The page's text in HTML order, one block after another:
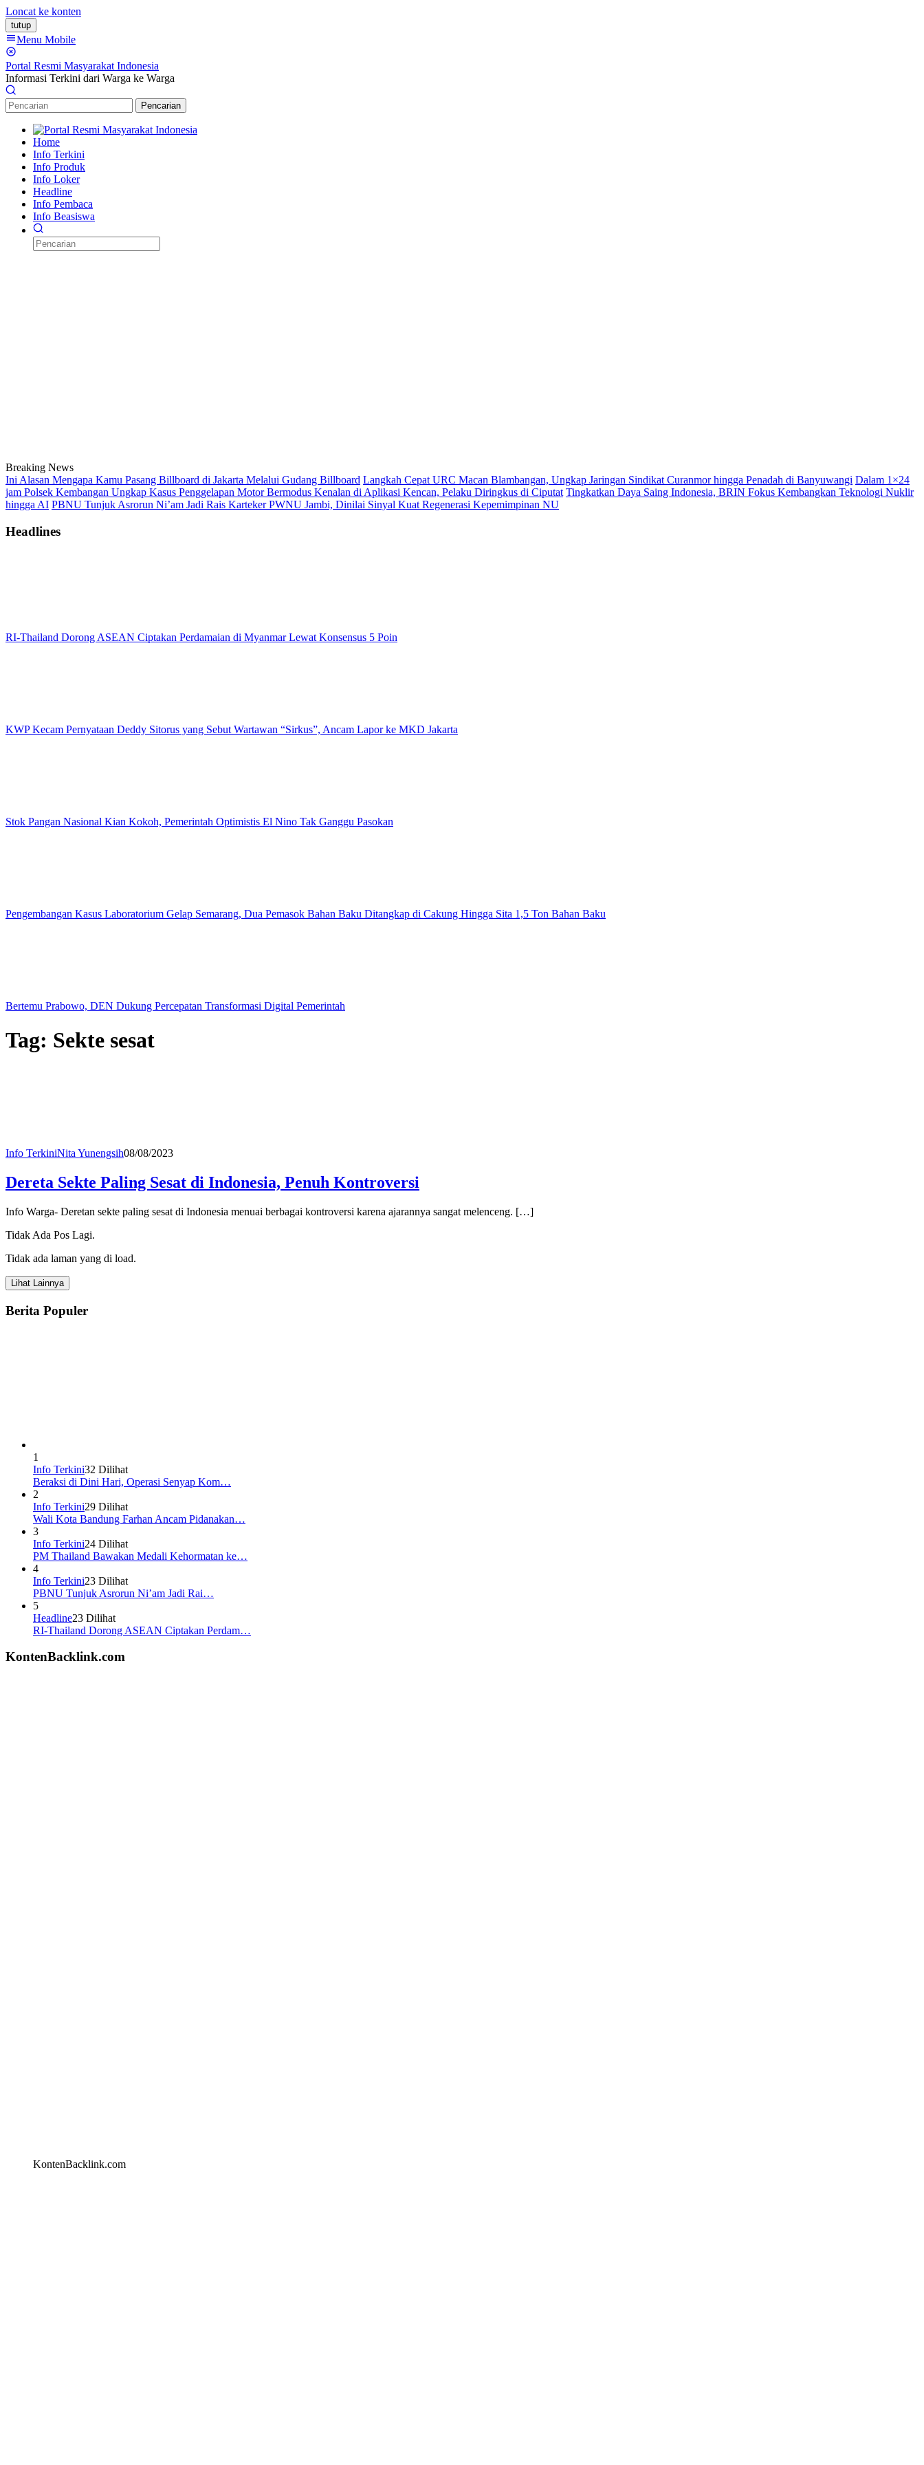
Loncat ke konten
tutup
Menu Mobile
Portal Resmi Masyarakat Indonesia
Informasi Terkini dari Warga ke Warga
Pencarian
Home
Info Terkini
Info Produk
Info Loker
Headline
Info Pembaca
Info Beasiswa
Breaking News
Ini Alasan Mengapa Kamu Pasang Billboard di Jakarta Melalui Gudang Billboard Langkah Cepat URC Macan Blambangan, Ungkap Jaringan Sindikat Curanmor hingga Penadah di Banyuwangi Dalam 1×24
jam Polsek Kembangan Ungkap Kasus Penggelapan Motor Bermodus Kenalan di Aplikasi Kencan, Pelaku Diringkus di Ciputat Tingkatkan Daya Saing Indonesia, BRIN Fokus Kembangkan Teknologi Nuklir
hingga AI PBNU Tunjuk Asrorun Ni’am Jadi Rais Karteker PWNU Jambi, Dinilai Sinyal Kuat Regenerasi Kepemimpinan NU
Headlines
RI-Thailand Dorong ASEAN Ciptakan Perdamaian di Myanmar Lewat Konsensus 5 Poin
KWP Kecam Pernyataan Deddy Sitorus yang Sebut Wartawan “Sirkus”, Ancam Lapor ke MKD Jakarta
Stok Pangan Nasional Kian Kokoh, Pemerintah Optimistis El Nino Tak Ganggu Pasokan
Pengembangan Kasus Laboratorium Gelap Semarang, Dua Pemasok Bahan Baku Ditangkap di Cakung Hingga Sita 1,5 Ton Bahan Baku
Bertemu Prabowo, DEN Dukung Percepatan Transformasi Digital Pemerintah
Tag: Sekte sesat
Info TerkiniNita Yunengsih08/08/2023
Dereta Sekte Paling Sesat di Indonesia, Penuh Kontroversi
Info Warga- Deretan sekte paling sesat di Indonesia menuai berbagai kontroversi karena ajarannya sangat melenceng. […]
Tidak Ada Pos Lagi.
Tidak ada laman yang di load.
Lihat Lainnya
Berita Populer
1
Info Terkini32 Dilihat
Beraksi di Dini Hari, Operasi Senyap Kom…
2
Info Terkini29 Dilihat
Wali Kota Bandung Farhan Ancam Pidanakan…
3
Info Terkini24 Dilihat
PM Thailand Bawakan Medali Kehormatan ke…
4
Info Terkini23 Dilihat
PBNU Tunjuk Asrorun Ni’am Jadi Rai…
5
Headline23 Dilihat
RI-Thailand Dorong ASEAN Ciptakan Perdam…
KontenBacklink.com
KontenBacklink.com